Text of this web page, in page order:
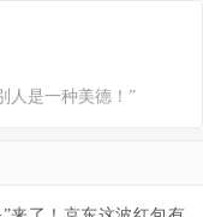
人是一种美德！”